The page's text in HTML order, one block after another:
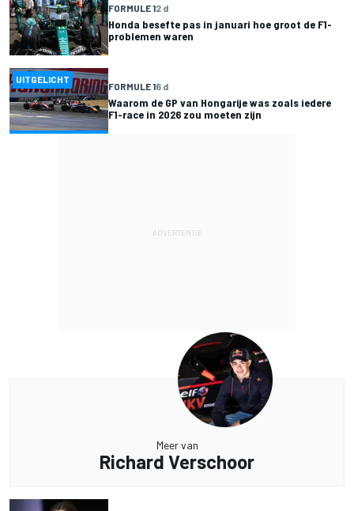
FORMULE 12 d
Honda besefte pas in januari hoe groot de F1-
problemen waren
UITGELICHT
FORMULE 16 d
Waarom de GP van Hongarije was zoals iedere
F1-race in 2026 zou moeten zijn
Meer van
Richard Verschoor